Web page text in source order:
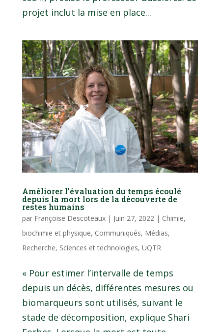
projet inclut la mise en place...
Améliorer l’évaluation du temps écoulé
depuis la mort lors de la découverte de
restes humains
par Françoise Descoteaux| Juin 27, 2022 | Chimie,
biochimie et physique, Communiqués, Médias,
Recherche, Sciences et technologies, UQTR
« Pour estimer l’intervalle de temps
depuis un décès, différentes mesures ou
biomarqueurs sont utilisés, suivant le
stade de décomposition, explique Shari